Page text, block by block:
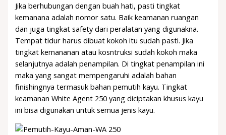
Jika berhubungan dengan buah hati, pasti tingkat
kemanana adalah nomor satu. Baik keamanan ruangan
dan juga tingkat safety dari peralatan yang digunakna.
Tempat tidur harus dibuat kokoh itu sudah pasti. Jika
tingkat kemananan atau kosntruksi sudah kokoh maka
selanjutnya adalah penampilan. Di tingkat penampilan ini
maka yang sangat mempengaruhi adalah bahan
finishingnya termasuk bahan pemutih kayu. Tingkat
keamanan White Agent 250 yang diciptakan khusus kayu
ini bisa digunakan untuk semua jenis kayu.